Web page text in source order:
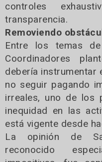
controles
transparencia.
Removiendo
Entre los temas
Coordinadores
debería instrumentar
no seguir pagando
irreales, uno de los
inequidad en las
está vigente desde
La opinión de
reconocido